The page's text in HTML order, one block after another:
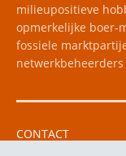
milieupositieve
opmerkelijke boer-
fossiele
CONTACT